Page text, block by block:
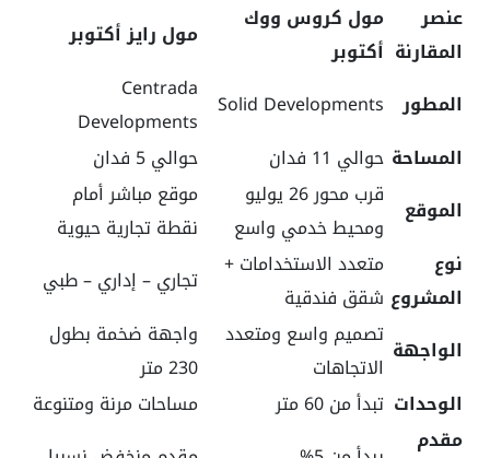
عنصر
المقارنة
مول كروس ووك
أكتوبر
مول رايز أكتوبر
المطور Solid Developments
Centrada
Developments
المساحة حوالي 11 فدان
حوالي 5 فدان
الموقع
قرب محور 26 يوليو
ومحيط خدمي واسع
موقع مباشر أمام
نقطة تجارية حيوية
نوع
المشروع
متعدد الاستخدامات +
شقق فندقية
تجاري – إداري – طبي
الواجهة تصميم واسع ومتعدد
الاتجاهات
واجهة ضخمة بطول
230 متر
الوحدات تبدأ من 60 متر
مساحات مرنة ومتنوعة
مقدم